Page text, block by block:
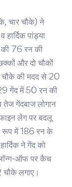
चार चौके) ने
पांड्या
76 रन की
और दो चौकों
चौके की मदद से 20
गेंद में 50 रन की
तेज गेंदबाज लोगान
लेग पर बदलू
रूप में 186 रन के
ने गेंद को
लॉन्ग-ऑफ पर कैच
चौके लगाए।